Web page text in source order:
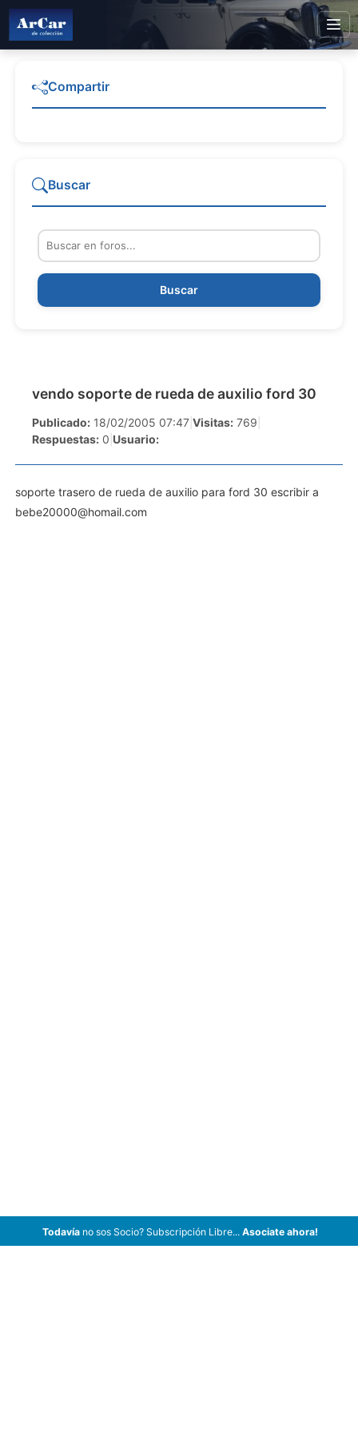
vendo soporte de rueda de auxilio ford 30
Publicado: 18/02/2005 07:47 Visitas: 769
Respuestas: 0 Usuario:
soporte trasero de rueda de auxilio para ford 30 escribir a
bebe20000@homail.com
Compartir
Buscar
Buscar
Todavíano sos Socio? Subscripción Libre... Asociate ahora!